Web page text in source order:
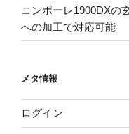
コンポーレ1900DXの
への加工で対応可能
メタ情報
ログイン